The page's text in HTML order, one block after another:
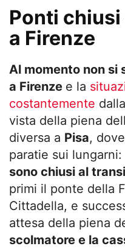
Ponti chiusi
a Firenze
Al momento non si
a Firenze e la
costantemente
vista della piena
diversa a Pisa,
paratie sui lungarni:
sono chiusi al
primi il ponte della
Cittadella, e
attesa della piena
scolmatore e la